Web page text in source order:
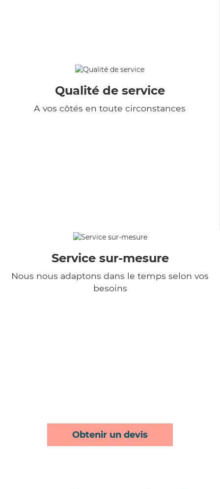
Qualité de service
A vos côtés en toute circonstances
Service sur-mesure
Nous nous adaptons dans le temps selon vos
besoins
Obtenir un devis